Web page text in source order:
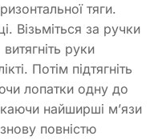
тяги.
Візьміться за ручки
руки
Потім підтягніть
лопатки одну до
найширші м’язи
повністю